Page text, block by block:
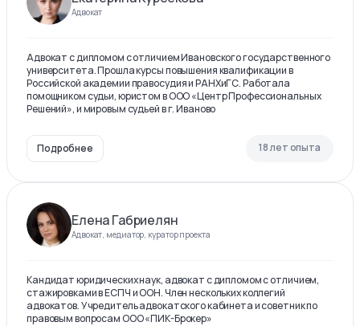
Адвокат
Адвокат с дипломом с отличием Ивановского государственного
университета. Прошла курсы повышения квалификации в
Российской академии правосудия и РАНХиГС. Работала
помощником судьи, юристом в ООО «Центр Профессиональных
Решений», и мировым судьей в г. Иваново
Подробнее 18 лет опыта
Елена Габриелян
Адвокат, медиатор, куратор проекта
Кандидат юридических наук, адвокат с дипломом с отличием,
стажировками в ЕСПЧ и ООН. Член нескольких коллегий
адвокатов. Учредитель адвокатского кабинета и советник по
правовым вопросам ООО «ПИК-Брокер»